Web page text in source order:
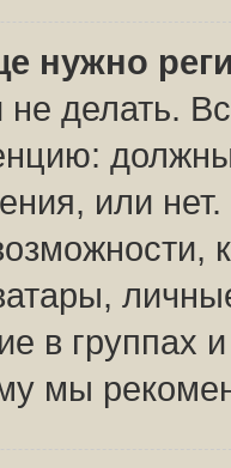
нужно
делать.
или
в группах
мы